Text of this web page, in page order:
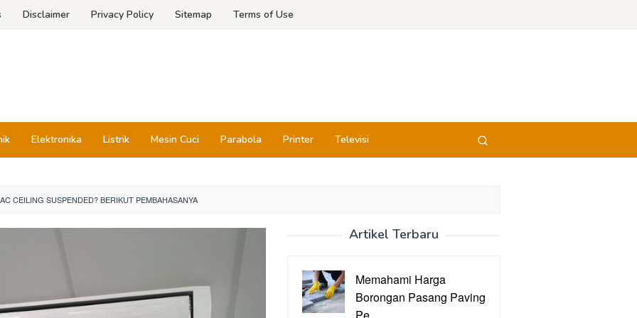
Disclaimer Privacy Policy Sitemap Terms of Use
Elektronika Listrik Mesin Cuci Parabola Printer Televisi
CEILING SUSPENDED? BERIKUT PEMBAHASANYA
Artikel Terbaru
Memahami Harga
Borongan Pasang Paving